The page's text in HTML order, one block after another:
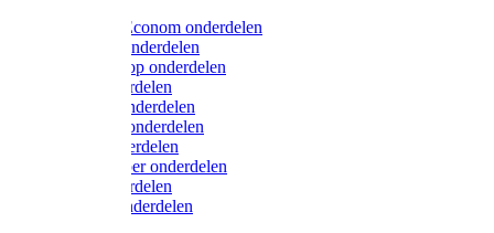
Aesculap/Econom onderdelen
Hauptner onderdelen
Lister/Liscop onderdelen
Eider onderdelen
Heiniger onderdelen
Constanta onderdelen
Moser onderdelen
Farm Clipper onderdelen
Oster onderdelen
TailWell onderdelen